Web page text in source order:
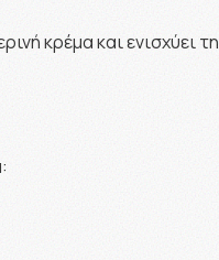
κρέμα και ενισχύει